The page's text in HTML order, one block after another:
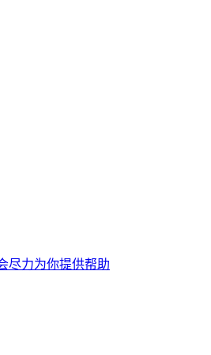
尽力为你提供帮助